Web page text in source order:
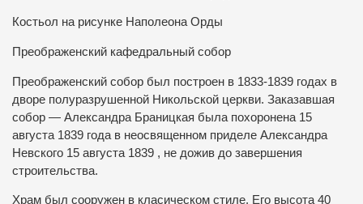
Костьол на рисунке Наполеона Орды
Преображенский кафедральный собор
Преображенский собор был построен в 1833-1839 годах в
дворе полуразрушенной Никольской церкви. Заказавшая
собор — Александра Браницкая была похоронена 15
августа 1839 года в неосвященном приделе Александра
Невского 15 августа 1839 , не дожив до завершения
строительства.
Храм был сооружен в класическом стиле. Его высота 40